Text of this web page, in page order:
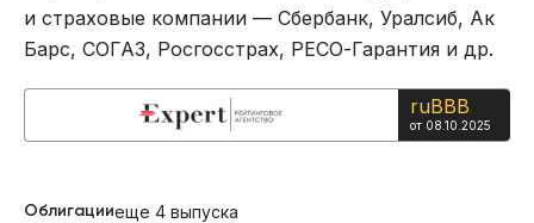
и страховые компании — Сбербанк, Уралсиб, Ак
Барс, СОГАЗ, Росгосстрах, РЕСО-Гарантия и др.
ruBBB
от 08.10.2025
Облигацииеще 4 выпуска